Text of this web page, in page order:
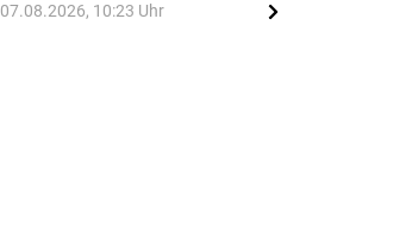
07.08.2026, 10:23 Uhr